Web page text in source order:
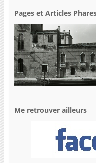
Pages et Articles
Me retrouver ailleurs